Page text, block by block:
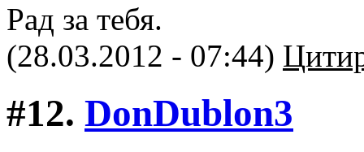
Рад за тебя.
(28.03.2012 - 07:44)
#12. DonDublon3